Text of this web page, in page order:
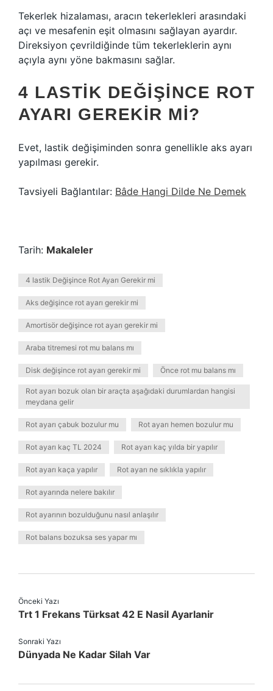
Tekerlek hizalaması, aracın tekerlekleri arasındaki
açı ve mesafenin eşit olmasını sağlayan ayardır.
Direksiyon çevrildiğinde tüm tekerleklerin aynı
açıyla aynı yöne bakmasını sağlar.
4 LASTIK DEĞIŞINCE ROT
AYARI GEREKIR MI?
Evet, lastik değişiminden sonra genellikle aks ayarı
yapılması gerekir.
Tavsiyeli Bağlantılar: Bâde Hangi Dilde Ne Demek
Tarih: Makaleler
4 lastik Değişince Rot Ayarı Gerekir mi
Aks değişince rot ayarı gerekir mi
Amortisör değişince rot ayarı gerekir mi
Araba titremesi rot mu balans mı
Disk değişince rot ayarı gerekir mi Önce rot mu balans mı
Rot ayarı bozuk olan bir araçta aşağıdaki durumlardan hangisi
meydana gelir
Rot ayarı çabuk bozulur mu Rot ayarı hemen bozulur mu
Rot ayarı kaç TL 2024 Rot ayarı kaç yılda bir yapılır
Rot ayarı kaça yapılır Rot ayarı ne sıklıkla yapılır
Rot ayarında nelere bakılır
Rot ayarının bozulduğunu nasıl anlaşılır
Rot balans bozuksa ses yapar mı
Önceki Yazı
Trt 1 Frekans Türksat 42 E Nasil Ayarlanir
Sonraki Yazı
Dünyada Ne Kadar Silah Var